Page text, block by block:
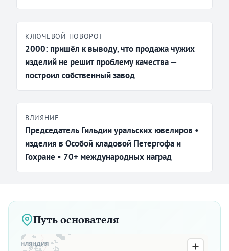
КЛЮЧЕВОЙ ПОВОРОТ
2000: пришёл к выводу, что продажа чужих
изделий не решит проблему качества —
построил собственный завод
ВЛИЯНИЕ
Председатель Гильдии уральских ювелиров •
изделия в Особой кладовой Петергофа и
Гохране • 70+ международных наград
Путь основателя